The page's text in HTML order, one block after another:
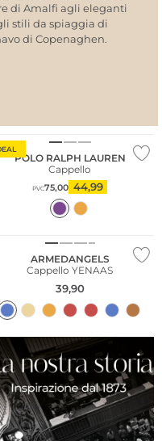
di Amalfi agli eleganti
stili da spiaggia di
di Copenaghen.
POLO RALPH LAUREN
Cappello
PVC75,00 44,99
ARMEDANGELS
Cappello YENAAS
39,90